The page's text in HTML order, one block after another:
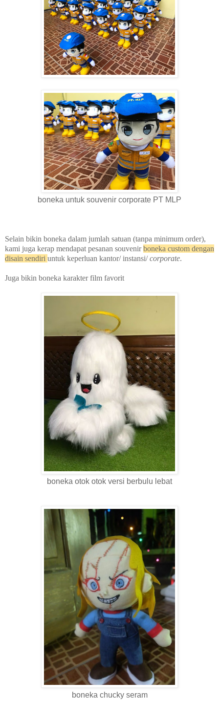
boneka untuk souvenir corporate PT MLP
Selain bikin boneka dalam jumlah satuan (tanpa minimum order),
kami juga kerap mendapat pesanan souvenirboneka custom dengan
disain sendiri untuk keperluan kantor/ instansi/corporate.
Juga bikin boneka karakter film favorit
boneka otok otok versi berbulu lebat
boneka chucky seram